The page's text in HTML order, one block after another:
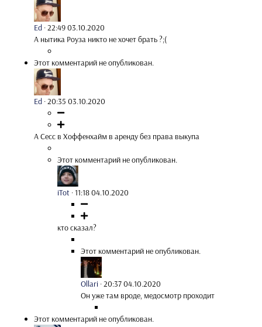
Ed ·22:49 03.10.2020
А нытика Роуза никто не хочет брать ?;(
Этот комментарий не опубликован.
Ed ·20:35 03.10.2020
А Сесс в Хоффенхайм в аренду без права выкупа
Этот комментарий не опубликован.
iTot ·11:18 04.10.2020
кто сказал?
Этот комментарий не опубликован.
Ollari ·20:37 04.10.2020
Он уже там вроде, медосмотр проходит
Этот комментарий не опубликован.